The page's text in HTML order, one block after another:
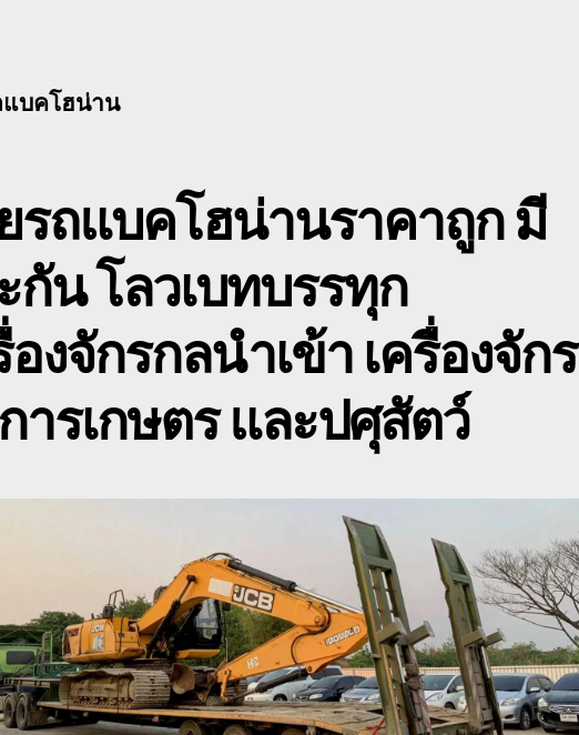
เกี่ยว
ข้าว
จ้าง
โร
แบคโฮน่าน
รถแบคโฮน่านราคาถูก มี
กัน โลวเบทบรรทุก
องจักรกลนำเข้า เครื่องจักร
ารเกษตร และปศุสัตว์